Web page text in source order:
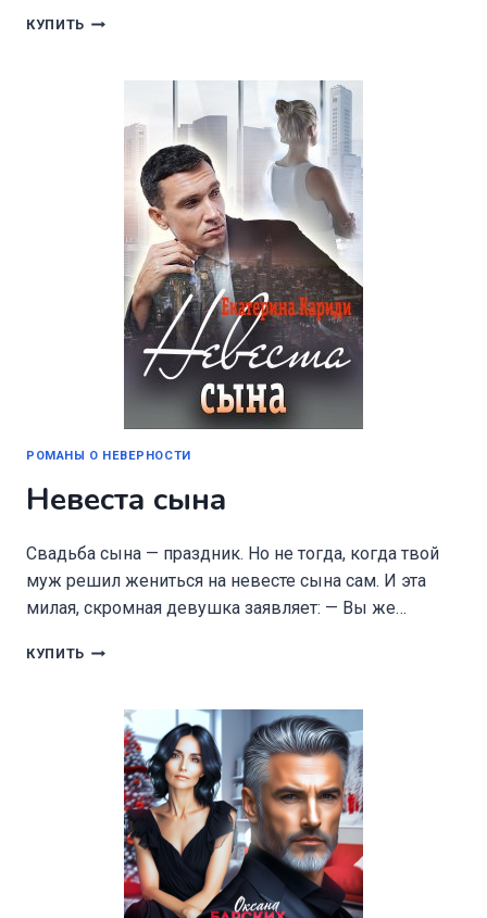
КУПИТЬ ПРЕДАТЕЛЬ,
РОМАНЫ О НЕВЕРНОСТИ
Невеста сына
Свадьба сына — праздник. Но не тогда, когда твой
муж решил жениться на невесте сына сам. И эта
милая, скромная девушка заявляет: — Вы же…
КУПИТЬ НЕВЕСТА